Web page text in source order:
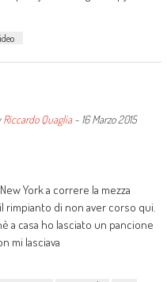
Riccardo Quaglia- 16 Marzo 2015
York a correre la mezza
rimpianto di non aver corso qui.
a casa ho lasciato un pancione
mi lasciava